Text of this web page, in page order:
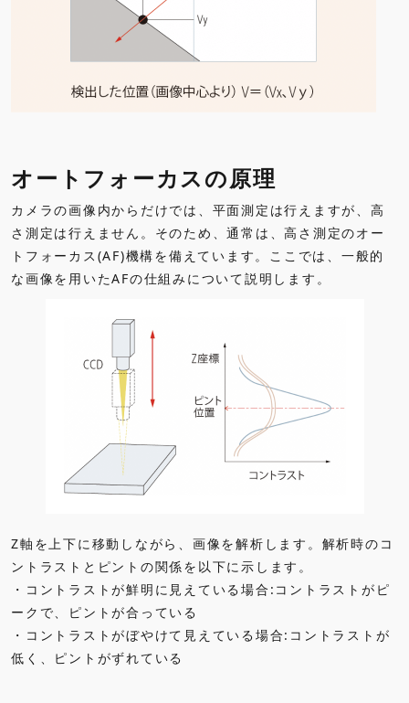
オートフォーカスの原理
カメラの画像内からだけでは、平面測定は行えますが、高
さ測定は行えません。そのため、通常は、高さ測定のオー
トフォーカス(AF)機構を備えています。ここでは、一般的
な画像を用いたAFの仕組みについて説明します。
Z軸を上下に移動しながら、画像を解析します。解析時のコ
ントラストとピントの関係を以下に示します。
・コントラストが鮮明に見えている場合:コントラストがピ
ークで、ピントが合っている
・コントラストがぼやけて見えている場合:コントラストが
低く、ピントがずれている